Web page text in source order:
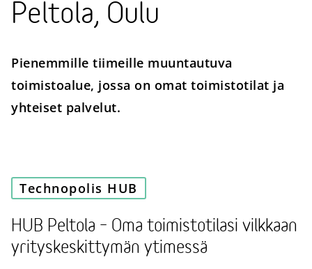
Peltola, Oulu
Pienemmille tiimeille muuntautuva
toimistoalue, jossa on omat toimistotilat ja
yhteiset palvelut.
Technopolis HUB
HUB Peltola – Oma toimistotilasi vilkkaan
yrityskeskittymän ytimessä